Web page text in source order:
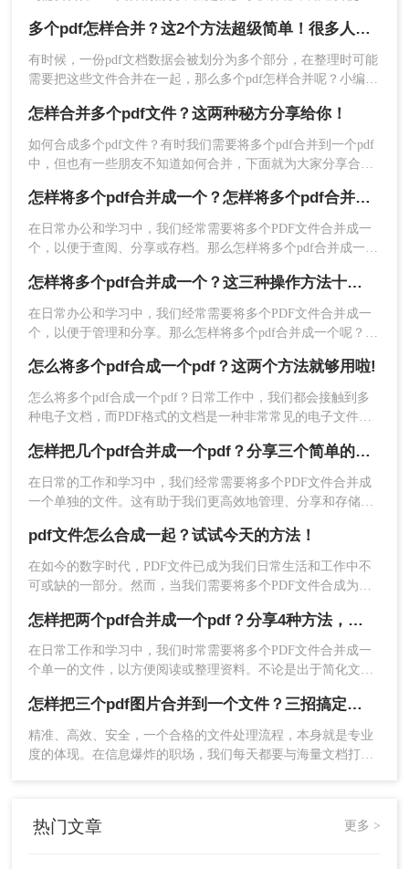
整理了这个好用的方法来帮助大家！大家可以参考一下哦！多个pdf怎样合并？这2个方法超级简单！很多人不知道
有时候，一份pdf文档数据会被划分为多个部分，在整理时可能
需要把这些文件合并在一起，那么多个pdf怎样合并呢？小编今
合并。一起来看看吧。
怎样合并多个pdf文件？这两种秘方分享给你！
如何合成多个pdf文件？有时我们需要将多个pdf合并到一个pdf
中，但也有一些朋友不知道如何合并，下面就为大家分享合并
的朋友可以一起来了解下哦。
怎样将多个pdf合并成一个？怎样将多个pdf合并成一个？两分钟教会你三种方法！
在日常办公和学习中，我们经常需要将多个PDF文件合并成一
个，以便于查阅、分享或存档。那么怎样将多个pdf合并成一个
您轻松完成这一任务。
怎样将多个pdf合并成一个？这三种操作方法十分简单!
​在日常办公和学习中，我们经常需要将多个PDF文件合并成一
个，以便于管理和分享。那么怎样将多个pdf合并成一个呢？本
完成文件整合。
怎么将多个pdf合成一个pdf？这两个方法就够用啦!
怎么将多个pdf合成一个pdf？日常工作中，我们都会接触到多
种电子文档，而PDF格式的文档是一种非常常见的电子文件格
以对一些需要合并的PDF文件进行操作，这样可以使我们的工
作更有秩序吗？不过，许多小伙伴还不知道怎样将pdf合并，那
么下面小编就谈谈如何快速实现PDF合并？
怎样把几个pdf合并成一个pdf？分享三个简单的方法！
在日常的工作和学习中，我们经常需要将多个PDF文件合并成
一个单独的文件。这有助于我们更高效地管理、分享和存储文
单而有效的方法来合并PDF文件。
pdf文件怎么合成一起？试试今天的方法！
在如今的数字时代，PDF文件已成为我们日常生活和工作中不
可或缺的一部分。然而，当我们需要将多个PDF文件合成为一
合成一起呢？本文将为你介绍一简单而有效的方法，帮助你完
美整合多个PDF文件。
怎样把两个pdf合并成一个pdf？分享4种方法，简单又高效！
在日常工作和学习中，我们时常需要将多个PDF文件合并成一
个单一的文件，以方便阅读或整理资料。不论是出于简化文档
并成一个pdf都是非常实用的技能。本文将介绍几种简单有效的
方法，帮助您轻松实现PDF文件的合并。
怎样把三个pdf图片合并到一个文件？三招搞定，职场效率飙升秘籍！
精准、高效、安全，一个合格的文件处理流程，本身就是专业
度的体现。在信息爆炸的职场，我们每天都要与海量文档打交
热门文章 更多 >